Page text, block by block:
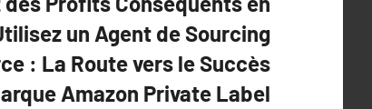
un Agent de Sourcing
: La Route vers le Succès
Amazon Private Label